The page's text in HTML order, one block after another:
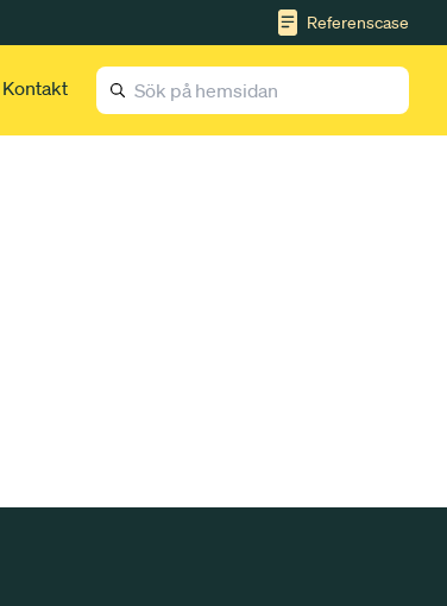
Referenscase
Kontakt